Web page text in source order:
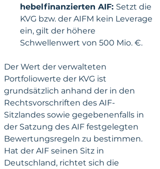
hebelfinanzierten AIF: Setzt die
KVG bzw. der AIFM kein Leverage
ein, gilt der höhere
Schwellenwert von 500 Mio. €.
Der Wert der verwalteten
Portfoliowerte der KVG ist
grundsätzlich anhand der in den
Rechtsvorschriften des AIF-
Sitzlandes sowie gegebenenfalls in
der Satzung des AIF festgelegten
Bewertungsregeln zu bestimmen.
Hat der AIF seinen Sitz in
Deutschland, richtet sich die